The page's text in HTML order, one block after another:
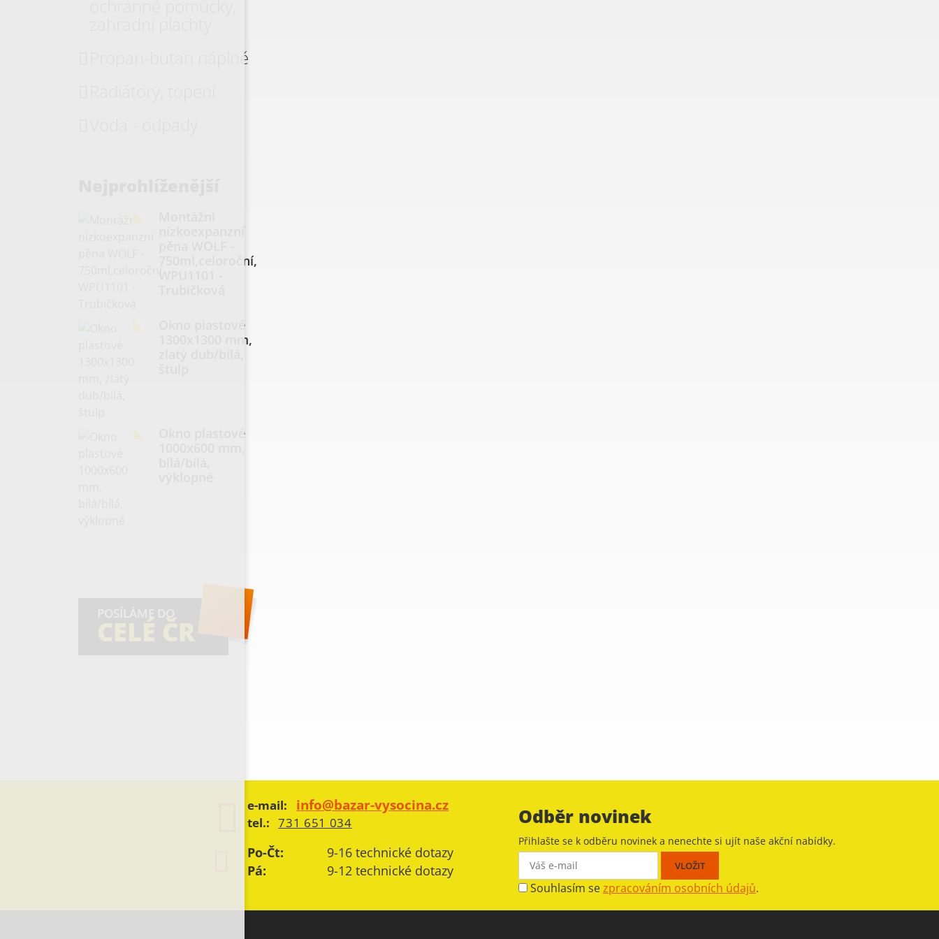
Propan-butan náplně
nízkoexpanzní
750ml,celoroční,
Okno plastové
1300x1300 mm,
Okno plastové
e-mail: info@bazar-vysocina.cz
tel.: 731 651 034
Po-Čt:
9-16 technické dotazy
Pá:
9-12 technické dotazy
Odběr novinek
Přihlašte se k odběru novinek a nenechte si ujít naše akční nabídky.
Souhlasím sezpracováním osobních údajů.